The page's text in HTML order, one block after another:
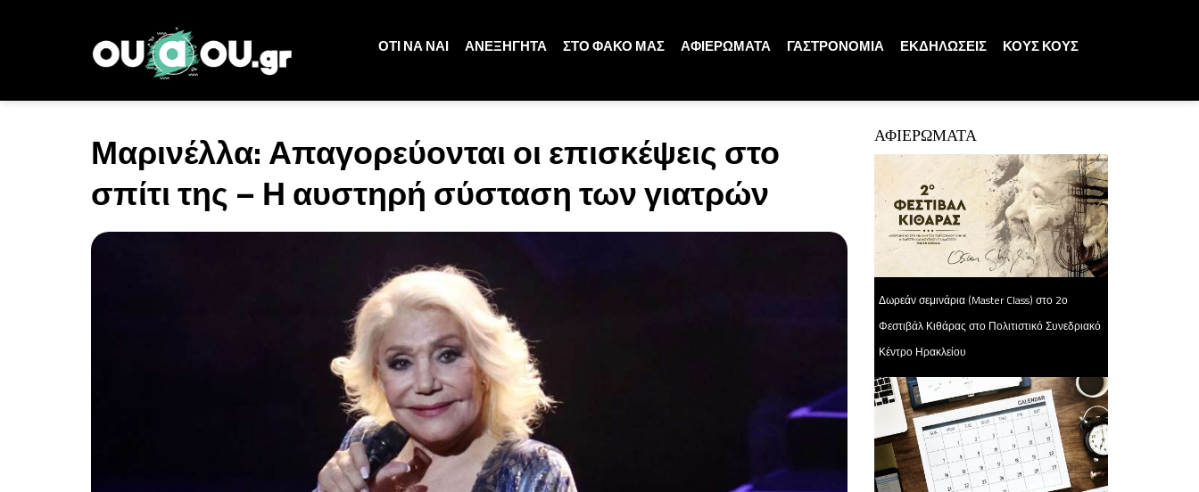
ΟΤΙ ΝΑ ΝΑΙ ΑΝΕΞΗΓΗΤΑ ΣΤΟ ΦΑΚΟ ΜΑΣ ΑΦΙΕΡΩΜΑΤΑ ΓΑΣΤΡΟΝΟΜΙΑ ΕΚΔΗΛΩΣΕΙΣ ΚΟΥΣ ΚΟΥΣ
Μαρινέλλα: Απαγορεύονται οι επισκέψεις στο
σπίτι της – Η αυστηρή σύσταση των γιατρών
ΑΦΙΕΡΩΜΑΤΑ
Δωρεάν σεμινάρια (Master Class) στο 2ο
Φεστιβάλ Κιθάρας στο Πολιτιστικό Συνεδριακό
Κέντρο Ηρακλείου